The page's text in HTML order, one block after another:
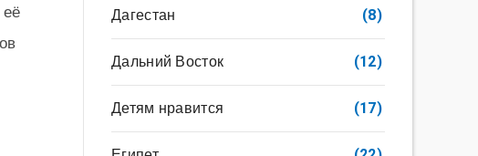
Дагестан (8)
Дальний Восток (12)
Детям нравится (17)